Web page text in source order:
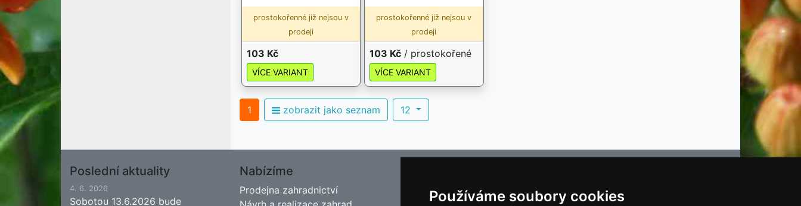
Používáme soubory cookies
prostokořenné již nejsou v
prodeji
103 Kč
VÍCE VARIANT
prostokořenné již nejsou v
prodeji
103 Kč / prostokořené
VÍCE VARIANT
1 zobrazit jako seznam 12
Poslední aktuality
4. 6. 2026
Sobotou 13.6.2026 bude
Nabízíme
Prodejna zahradnictví
Kontakt